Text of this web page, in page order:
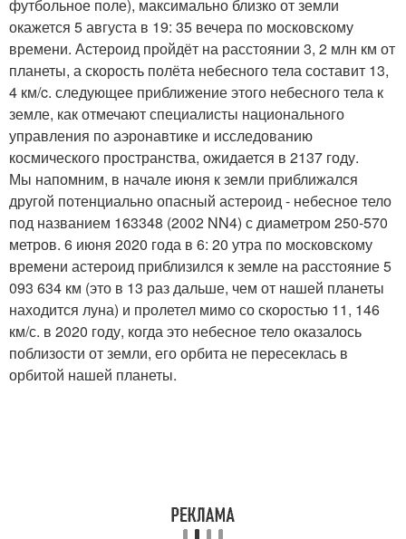
футбольное поле), максимально близко от земли
окажется 5 августа в 19: 35 вечера по московскому
времени. Астероид пройдёт на расстоянии 3, 2 млн км от
планеты, а скорость полёта небесного тела составит 13,
4 км/c. следующее приближение этого небесного тела к
земле, как отмечают специалисты национального
управления по аэронавтике и исследованию
космического пространства, ожидается в 2137 году.
Мы напомним, в начале июня к земли приближался
другой потенциально опасный астероид - небесное тело
под названием 163348 (2002 NN4) с диаметром 250-570
метров. 6 июня 2020 года в 6: 20 утра по московскому
времени астероид приблизился к земле на расстояние 5
093 634 км (это в 13 раз дальше, чем от нашей планеты
находится луна) и пролетел мимо со скоростью 11, 146
км/с. в 2020 году, когда это небесное тело оказалось
поблизости от земли, его орбита не пересеклась в
орбитой нашей планеты.